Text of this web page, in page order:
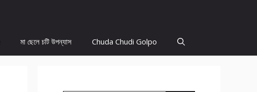
মা ছেলে চটি উপন্যাস Chuda Chudi Golpo